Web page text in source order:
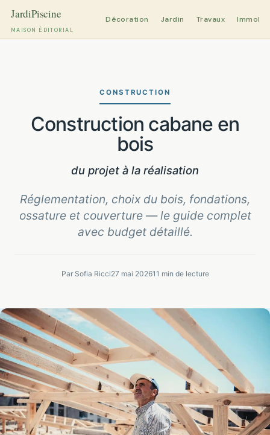
MAISON ÉDITORIAL
Décoration Jardin Travaux
CONSTRUCTION
Construction cabane en
bois
du projet à la réalisation
Réglementation, choix du bois, fondations,
ossature et couverture — le guide complet
avec budget détaillé.
Par Sofia Ricci27 mai 202611 min de lecture